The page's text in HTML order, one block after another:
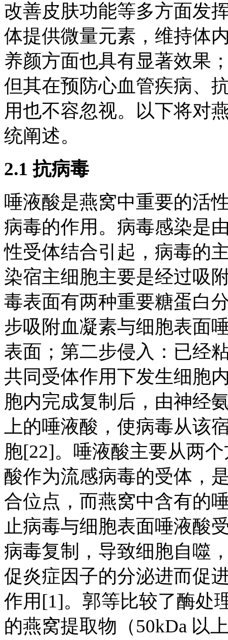
改善皮肤功能等多方面发
体提供微量元素，维持体
养颜方面也具有显著效果
但其在预防心血管疾病、
用也不容忽视。以下将对
统阐述。
2.1 抗病毒
唾液酸是燕窝中重要的活
病毒的作用。病毒感染是
性受体结合引起，病毒的
染宿主细胞主要是经过吸
毒表面有两种重要糖蛋白
步吸附血凝素与细胞表面
表面；第二步侵入：已经
共同受体作用下发生细胞
胞内完成复制后，由神经
上的唾液酸，使病毒从该
胞[22]。唾液酸主要从两
酸作为流感病毒的受体，
合位点，而燕窝中含有的
止病毒与细胞表面唾液酸
病毒复制，导致细胞自噬
促炎症因子的分泌进而促
作用[1]。郭等比较了酶处
的燕窝提取物（50kDa 以